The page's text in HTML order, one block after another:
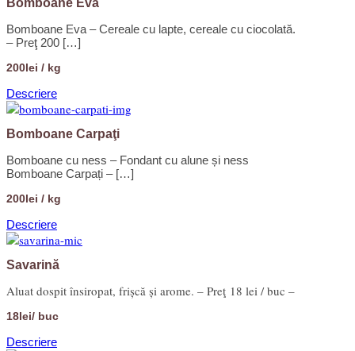
Bomboane Eva – Cereale cu lapte, cereale cu ciocolată.
– Preţ 200 […]
200lei / kg
Descriere
Bomboane Carpaţi
Bomboane cu ness – Fondant cu alune și ness
Bomboane Carpați – […]
200lei / kg
Descriere
Savarină
Aluat dospit însiropat, frișcă și arome. – Preţ 18 lei / buc –
18lei/ buc
Descriere